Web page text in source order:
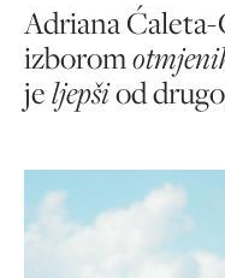
Adriana
izborom
jeljepšiod